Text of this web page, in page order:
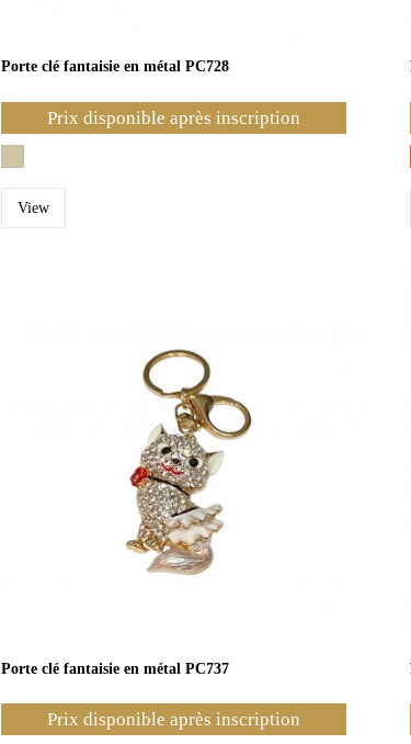
Porte clé fantaisie en métal PC728
Prix disponible après inscription
View
Porte clé fantaisie en métal PC737
Prix disponible après inscription